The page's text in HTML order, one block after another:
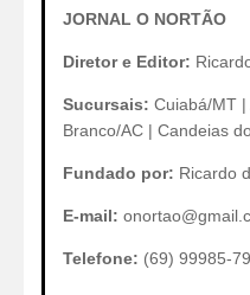
JORNAL O NORTÃO
Diretor e Editor:
Sucursais: Cuiabá/MT
Branco/AC | Candeias
Fundado por: Ricardo
E-mail:
Telefone: (69) 99985-